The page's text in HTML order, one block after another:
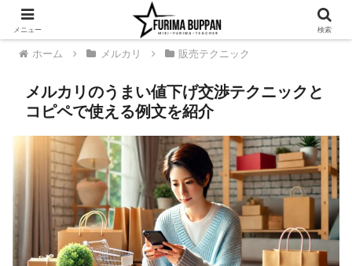
ホーム メルカリ 販売テクニック
メルカリのうまい値下げ交渉テクニックと
コピペで使える例文を紹介
メニュー 検索